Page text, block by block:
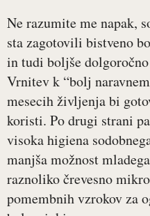
Ne razumite me napak,
sta zagotovili bistveno
in tudi boljše
Vrnitev k “bolj
mesecih življenja bi
koristi. Po drugi strani
visoka higiena
manjša možnost
raznoliko črevesno
pomembnih vzrokov za